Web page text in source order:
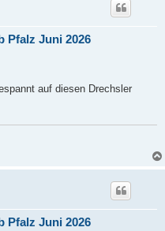
Pfalz Juni 2026
auf diesen Drechsler
Pfalz Juni 2026